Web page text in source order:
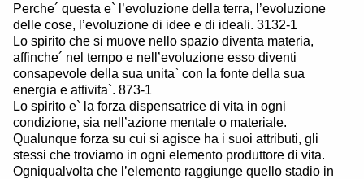
Perche´ questa e` l’evoluzione della terra, l’evoluzione
delle cose, l’evoluzione di idee e di ideali. 3132-1
Lo spirito che si muove nello spazio diventa materia,
affinche´ nel tempo e nell’evoluzione esso diventi
consapevole della sua unita` con la fonte della sua
energia e attivita`. 873-1
Lo spirito e` la forza dispensatrice di vita in ogni
condizione, sia nell’azione mentale o materiale.
Qualunque forza su cui si agisce ha i suoi attributi, gli
stessi che troviamo in ogni elemento produttore di vita.
Ogniqualvolta che l’elemento raggiunge quello stadio in